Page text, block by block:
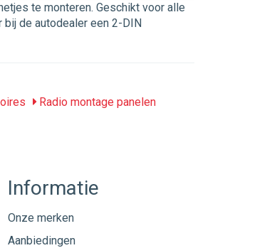
te monteren. Geschikt voor alle
de autodealer een 2-DIN
Radio montage panelen
Informatie
Onze merken
Aanbiedingen